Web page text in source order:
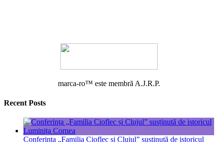
marca-ro™ este membră A.J.R.P.
Recent Posts
Conferința „Familia Cioflec și Clujul” susținută de istoricul